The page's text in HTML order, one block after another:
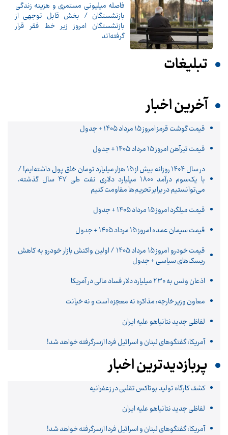
فاصله میلیونی مستمری و هزینه زندگی
بازنشستگان / بخش قابل توجهی از
بازنشستگان امروز زیر خط فقر قرار
گرفته‌اند
تبلیغات
آخرین اخبار
قیمت گوشت قرمز امروز 15 مرداد ۱۴۰۵ + جدول
قیمت تیرآهن امروز 15 مرداد ۱۴۰۵ + جدول
در سال 1404 روزانه بیش از 15 هزار میلیارد تومان خلق پول داشته‌ایم! /
با یک‌سوم درآمد 1800 میلیارد دلاری نفت طی 47 سال گذشته،
می‌توانستیم در برابر تحریم‌ها مقاومت کنیم
قیمت میلگرد امروز 15 مرداد ۱۴۰۵ + جدول
قیمت سیمان عمده امروز 15 مرداد ۱۴۰۵ + جدول
قیمت خودرو امروز 15 مرداد 1405 / اولین واکنش بازار خودرو به کاهش
ریسک‌های سیاسی + جدول
اذعان ونس به ۲۳۰ میلیارد دلار فساد مالی در آمریکا
معاون وزیر خارجه: مذاکره نه معجزه است و نه خیانت
لفاظی جدید نتانیاهو علیه ایران
آمریکا: گفتگوهای لبنان و اسرائیل فردا ازسرگرفته خواهد شد!
پربازدیدترین اخبار
کشف کارگاه تولید بوتاکس تقلبی در زعفرانیه
لفاظی جدید نتانیاهو علیه ایران
آمریکا: گفتگوهای لبنان و اسرائیل فردا ازسرگرفته خواهد شد!